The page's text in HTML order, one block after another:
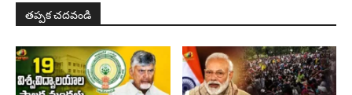
తప్పక చదవండి